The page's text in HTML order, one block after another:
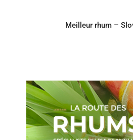
Meilleur rhum –